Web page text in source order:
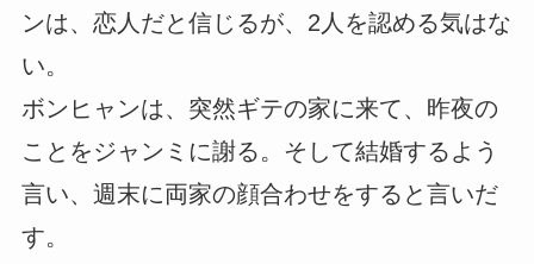
ンは、恋人だと信じるが、2人を認める気はな
い。
ボンヒャンは、突然ギテの家に来て、昨夜の
ことをジャンミに謝る。そして結婚するよう
言い、週末に両家の顔合わせをすると言いだ
す。